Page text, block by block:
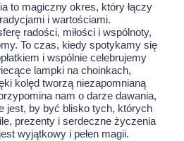
to magiczny okres, który łączy
i wartościami.
radości, miłości i wspólnoty,
To czas, kiedy spotykamy się
i wspólnie celebrujemy
lampki na choinkach,
kolęd tworzą niezapomnianą
nam o darze dawania,
jest, by być blisko tych, których
prezenty i serdeczne życzenia
wyjątkowy i pełen magii.